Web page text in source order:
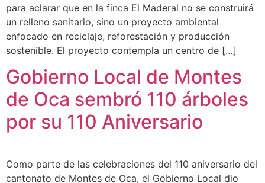
para aclarar que en la finca El Maderal no se construirá
un relleno sanitario, sino un proyecto ambiental
enfocado en reciclaje, reforestación y producción
sostenible. El proyecto contempla un centro de […]
Gobierno Local de Montes
de Oca sembró 110 árboles
por su 110 Aniversario
Como parte de las celebraciones del 110 aniversario del
cantonato de Montes de Oca, el Gobierno Local dio